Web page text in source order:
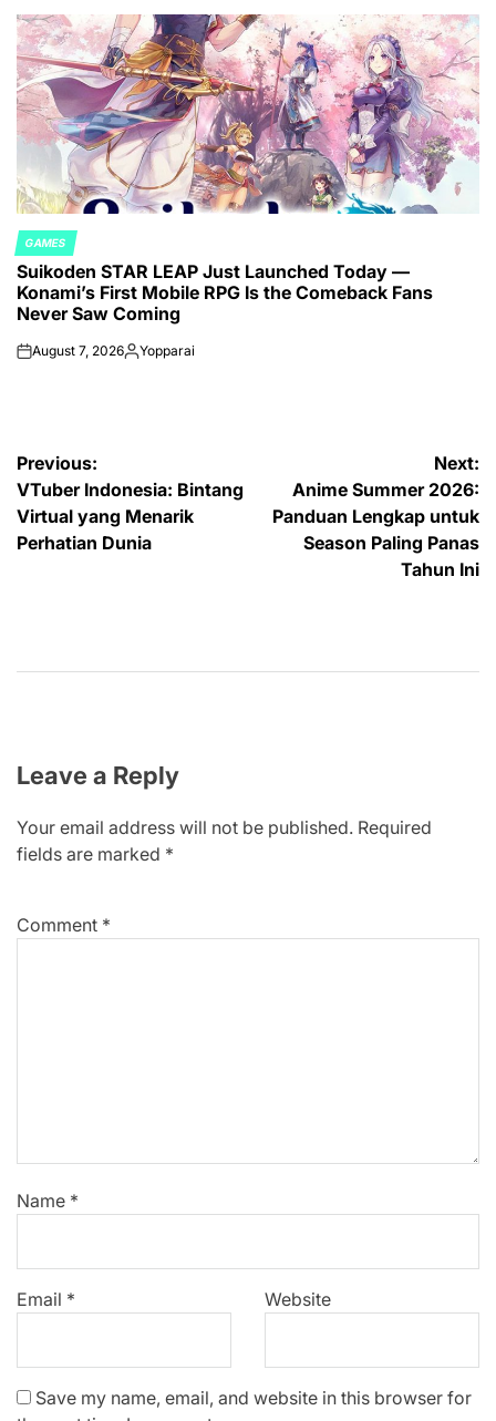
POSTED
IN
GAMES
Suikoden STAR LEAP Just Launched Today —
Konami’s First Mobile RPG Is the Comeback Fans
Never Saw Coming
onAugust 7, 2026Posted
Yopparai
Post
navigation
Previous:
VTuber Indonesia: Bintang
Virtual yang Menarik
Perhatian Dunia
Next:
Anime Summer 2026:
Panduan Lengkap untuk
Season Paling Panas
Tahun Ini
Leave a Reply
Your email address will not be published. Required
fields are marked *
Comment *
Name *
Email * Website
Save my name, email, and website in this browser for